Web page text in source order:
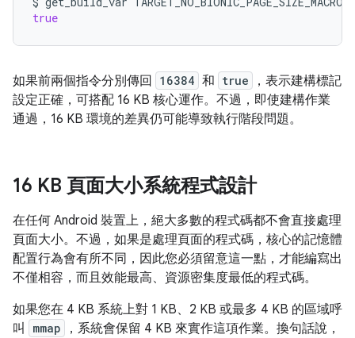
true
如果前兩個指令分別傳回 16384 和 true
，表示建構標記
設定正確，可搭配 16 KB 核心運作。不過，即使建構作業
通過，16 KB 環境的差異仍可能導致執行階段問題。
16 KB 頁面大小系統程式設計
在任何 Android 裝置上，絕大多數的程式碼都不會直接處理
頁面大小。不過，如果是處理頁面的程式碼，核心的記憶體
配置行為會有所不同，因此您必須留意這一點，才能編寫出
不僅相容，而且效能最高、資源密集度最低的程式碼。
如果您在 4 KB 系統上對 1 KB、2 KB 或最多 4 KB 的區域呼
叫
mmap
，系統會保留 4 KB 來實作這項作業。換句話說，